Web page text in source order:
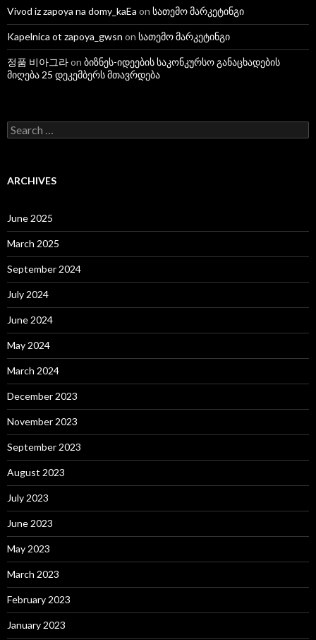
Vivod iz zapoya na domy_kaEa on სათემო მარკეტინგი
Kapelnica ot zapoya_gwsn on სათემო მარკეტინგი
정품 비아그라on ბიზნეს-იდეების საკონკურსო განაცხადების
მიღება 25 დეკემბერს მთავრდება
S
e
c
o
r
:
ARCHIVES
June 2025
March 2025
September 2024
July 2024
June 2024
May 2024
March 2024
December 2023
November 2023
September 2023
August 2023
July 2023
June 2023
May 2023
March 2023
February 2023
January 2023